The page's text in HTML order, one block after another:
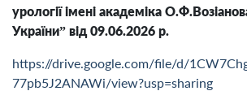
урології імені академіка
України” від 09.06.2026 р.
https://drive.google.com/file/d/
77pb5J2ANAWi/view?usp=sharing